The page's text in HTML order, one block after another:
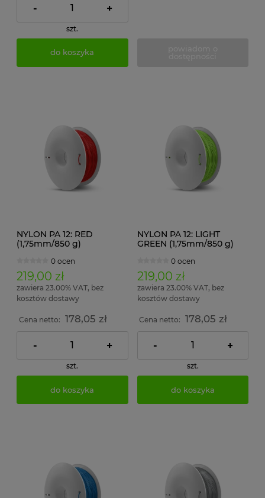
- +
szt.
do koszyka
NYLON PA 12: RED
(1,75mm/850 g)
0 ocen
219,00 zł
zawiera 23.00% VAT, bez
kosztów dostawy
Cena netto: 178,05 zł
- +
szt.
do koszyka
NYLON PA 12: LIGHT
GREEN (1,75mm/850 g)
0 ocen
219,00 zł
zawiera 23.00% VAT, bez
kosztów dostawy
Cena netto: 178,05 zł
- +
szt.
do koszyka